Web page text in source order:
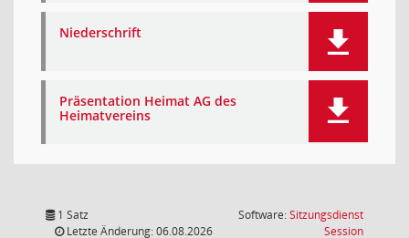
Niederschrift
Präsentation Heimat AG des
Heimatvereins
1 Satz
Letzte Änderung: 06.08.2026
Software:Sitzungsdienst
Session(Wird in